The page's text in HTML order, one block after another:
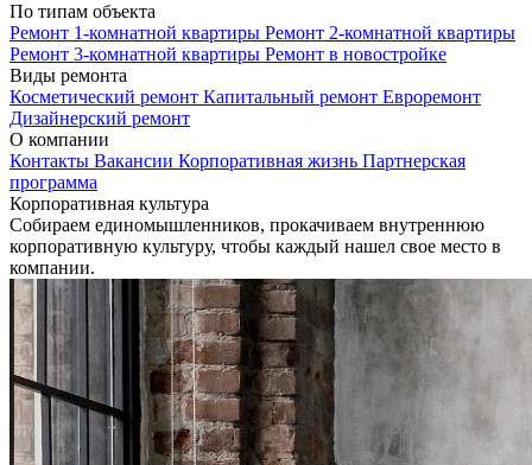
По типам объекта
Ремонт 1-комнатной квартиры Ремонт 2-комнатной квартиры
Ремонт 3-комнатной квартиры Ремонт в новостройке
Виды ремонта
Косметический ремонт Капитальный ремонт Евроремонт
Дизайнерский ремонт
О компании
Контакты Вакансии Корпоративная жизнь Партнерская
программа
Корпоративная культура
Собираем единомышленников, прокачиваем внутреннюю
корпоративную культуру, чтобы каждый нашел свое место в
компании.